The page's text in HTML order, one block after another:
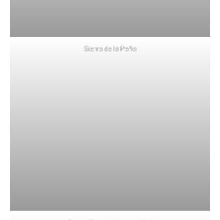
Sierra de la Peña